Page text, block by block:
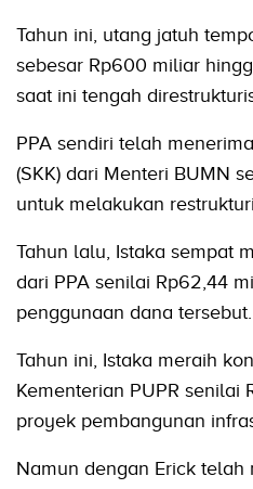
Tahun ini, utang jatuh
sebesar Rp600 miliar
saat ini tengah
PPA sendiri telah
(SKK) dari Menteri BUMN
untuk melakukan
Tahun lalu, Istaka sempat
dari PPA senilai Rp62,44
penggunaan dana tersebut.
Tahun ini, Istaka meraih
Kementerian PUPR senilai
proyek pembangunan
Namun dengan Erick telah